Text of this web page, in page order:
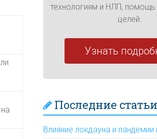
технологиям и НЛП,
целей.
Узнать
Последние
Влияние локдауна и пандемии